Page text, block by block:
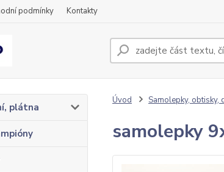
podmínky Kontakty
plátna
Úvod Samolepky, obtisky,
samolepky